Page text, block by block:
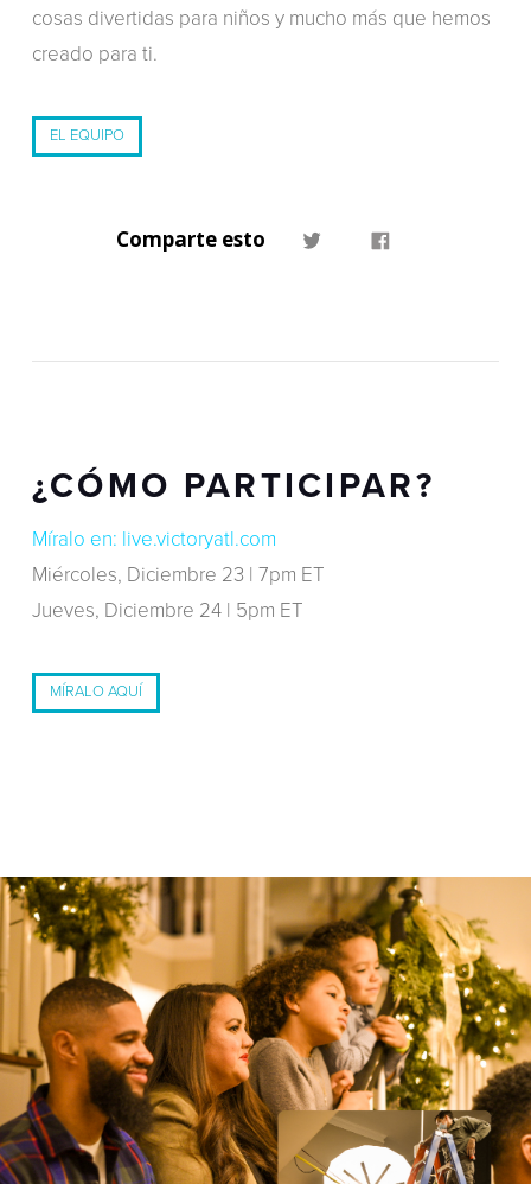
cosas divertidas para niños y mucho más que hemos
creado para ti.
EL EQUIPO
Comparte esto
¿CÓMO PARTICIPAR?
Míralo en: live.victoryatl.com
Miércoles, Diciembre 23 | 7pm ET
Jueves, Diciembre 24 | 5pm ET
MÍRALO AQUÍ